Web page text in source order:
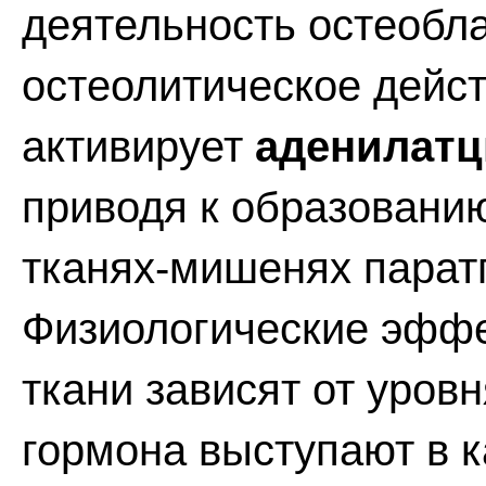
деятельность
остеолитическое
активирует
приводя к
тканях-мишенях
Физиологические
ткани зависят от
гормона выступают в